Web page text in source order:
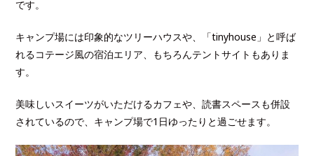
です。
キャンプ場には印象的なツリーハウスや、「tinyhouse」と呼ば
れるコテージ風の宿泊エリア、もちろんテントサイトもありま
す。
美味しいスイーツがいただけるカフェや、読書スペースも併設
されているので、キャンプ場で1日ゆったりと過ごせます。